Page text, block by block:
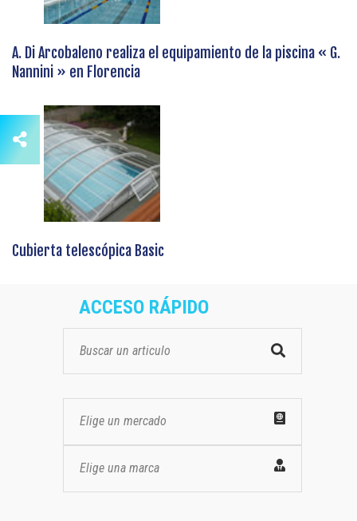
A. Di Arcobaleno realiza el equipamiento de la piscina « G.
Nannini » en Florencia
Cubierta telescópica Basic
ACCESO RÁPIDO
Elige un mercado
Elige una marca